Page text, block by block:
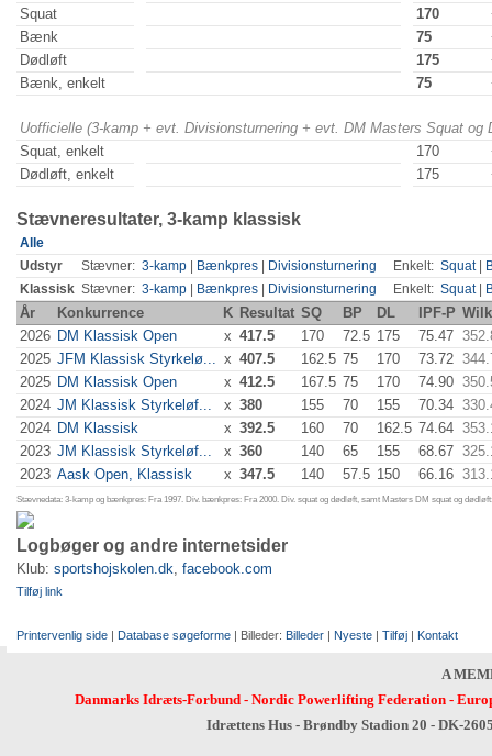
Squat
170
Bænk
75
Dødløft
175
Bænk, enkelt
75
Uofficielle (3-kamp + evt. Divisionsturnering + evt. DM Masters Squat
Squat, enkelt
170
Dødløft, enkelt
175
Stævneresultater, 3-kamp klassisk
Alle
Udstyr
Stævner: 3-kamp Bænkpres Divisionsturnering Enkelt: Squat|
Klassisk Stævner: 3-kamp Bænkpres Divisionsturnering Enkelt: Squat|
År Konkurrence K Resultat SQ BP DL IPF-P
2026 DM Klassisk Open x 417.5 170 72.5 175 75.47
2025 JFM Klassisk Styrkelø... x 407.5 162.5 75 170 73.72
2025 DM Klassisk Open x 412.5 167.5 75 170 74.90
2024 JM Klassisk Styrkeløf... x 380 155 70 155 70.34
2024 DM Klassisk x 392.5 160 70 162.5 74.64
2023 JM Klassisk Styrkeløf... x 360 140 65 155 68.67
2023 Aask Open, Klassisk x 347.5 140 57.5 150 66.16
Stævnedata: 3-kamp og bænkpres: Fra 1997. Div. bænkpres: Fra 2000. Div. squat og dødløft, samt Masters DM squat og
Logbøger og andre internetsider
Klub: sportshojskolen.dk, facebook.com
Tilføj link
Printervenlig side | Database søgeforme | Billeder: Billeder | Nyeste | Tilføj | Kontakt
A
Danmarks Idræts-Forbund- Nordic Powerlifting Federation-
Idrættens Hus - Brøndby Stadion 20 - DK-